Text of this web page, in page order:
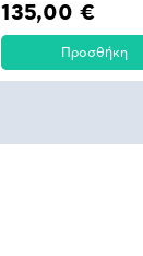
135,00 €
Προσθήκη